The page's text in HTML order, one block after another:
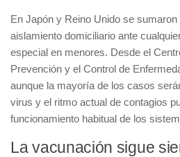
En Japón y Reino Unido se
aislamiento domiciliario ante
especial en menores. Desde el
Prevención y el Control de
aunque la mayoría de los casos
virus y el ritmo actual de contagios
funcionamiento habitual de los
La vacunación sigue